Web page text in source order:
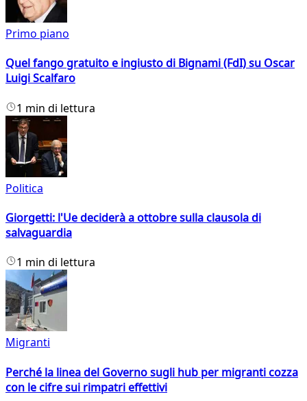
Primo piano
Quel fango gratuito e ingiusto di Bignami (FdI) su Oscar
Luigi Scalfaro
1 min di lettura
Politica
Giorgetti: l'Ue deciderà a ottobre sulla clausola di
salvaguardia
1 min di lettura
Migranti
Perché la linea del Governo sugli hub per migranti cozza
con le cifre sui rimpatri effettivi